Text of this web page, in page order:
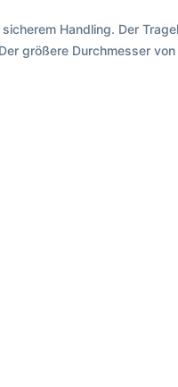
Handling. Der
größere Durchmesser